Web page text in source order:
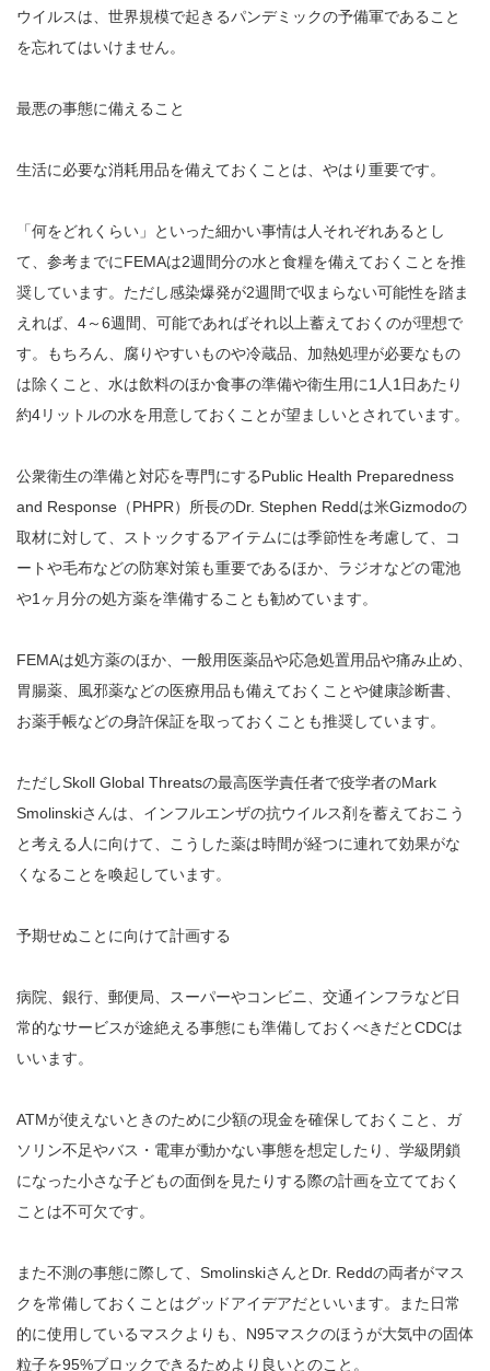
ウイルスは、世界規模で起きるパンデミックの予備軍であること
を忘れてはいけません。
最悪の事態に備えること
生活に必要な消耗用品を備えておくことは、やはり重要です。
「何をどれくらい」といった細かい事情は人それぞれあるとし
て、参考までにFEMAは2週間分の水と食糧を備えておくことを推
奨しています。ただし感染爆発が2週間で収まらない可能性を踏ま
えれば、4～6週間、可能であればそれ以上蓄えておくのが理想で
す。もちろん、腐りやすいものや冷蔵品、加熱処理が必要なもの
は除くこと、水は飲料のほか食事の準備や衛生用に1人1日あたり
約4リットルの水を用意しておくことが望ましいとされています。
公衆衛生の準備と対応を専門にするPublic Health Preparedness
and Response（PHPR）所長のDr. Stephen Reddは米Gizmodoの
取材に対して、ストックするアイテムには季節性を考慮して、コ
ートや毛布などの防寒対策も重要であるほか、ラジオなどの電池
や1ヶ月分の処方薬を準備することも勧めています。
FEMAは処方薬のほか、一般用医薬品や応急処置用品や痛み止め、
胃腸薬、風邪薬などの医療用品も備えておくことや健康診断書、
お薬手帳などの身許保証を取っておくことも推奨しています。
ただしSkoll Global Threatsの最高医学責任者で疫学者のMark
Smolinskiさんは、インフルエンザの抗ウイルス剤を蓄えておこう
と考える人に向けて、こうした薬は時間が経つに連れて効果がな
くなることを喚起しています。
予期せぬことに向けて計画する
病院、銀行、郵便局、スーパーやコンビニ、交通インフラなど日
常的なサービスが途絶える事態にも準備しておくべきだとCDCは
いいます。
ATMが使えないときのために少額の現金を確保しておくこと、ガ
ソリン不足やバス・電車が動かない事態を想定したり、学級閉鎖
になった小さな子どもの面倒を見たりする際の計画を立てておく
ことは不可欠です。
また不測の事態に際して、SmolinskiさんとDr. Reddの両者がマス
クを常備しておくことはグッドアイデアだといいます。また日常
的に使用しているマスクよりも、N95マスクのほうが大気中の固体
粒子を95%ブロックできるためより良いとのこと。